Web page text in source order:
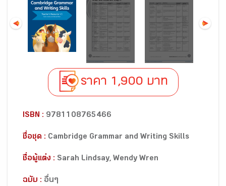
ราคา 1,900 บาท
ISBN : 9781108765466
ชื่อชุด : Cambridge Grammar and Writing Skills
ชื่อผู้แต่ง : Sarah Lindsay, Wendy Wren
ฉบับ : อื่นๆ